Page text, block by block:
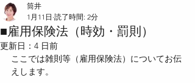
■雇用保険法（時効・罰則）
筒井
1月11日 読了時間: 2分
更新日： 4 日前
ここでは雑則等（雇用保険法）についてお伝
えします。